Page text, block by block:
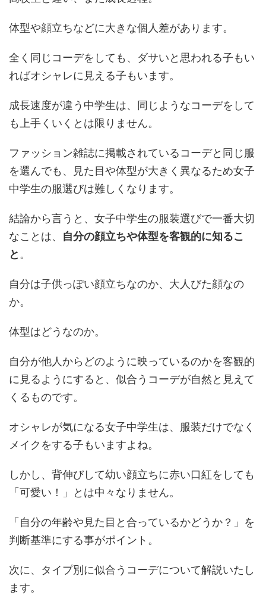
体型や顔立ちなどに大きな個人差があります。
全く同じコーデをしても、ダサいと思われる子もい
ればオシャレに見える子もいます。
成長速度が違う中学生は、同じようなコーデをして
も上手くいくとは限りません。
ファッション雑誌に掲載されているコーデと同じ服
を選んでも、見た目や体型が大きく異なるため女子
中学生の服選びは難しくなります。
結論から言うと、女子中学生の服装選びで一番大切
なことは、 自分の顔立ちや体型を客観的に知るこ
と 。
自分は子供っぽい顔立ちなのか、大人びた顔なの
か。
体型はどうなのか。
自分が他人からどのように映っているのかを客観的
に見るようにすると、似合うコーデが自然と見えて
くるものです。
オシャレが気になる女子中学生は、服装だけでなく
メイクをする子もいますよね。
しかし、背伸びして幼い顔立ちに赤い口紅をしても
「可愛い！」とは中々なりません。
「自分の年齢や見た目と合っているかどうか？」を
判断基準にする事がポイント。
次に、タイプ別に似合うコーデについて解説いたし
ます。